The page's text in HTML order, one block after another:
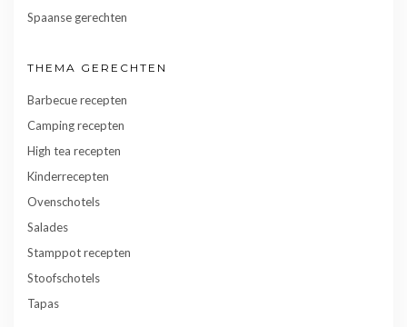
Spaanse gerechten
THEMA GERECHTEN
Barbecue recepten
Camping recepten
High tea recepten
Kinderrecepten
Ovenschotels
Salades
Stamppot recepten
Stoofschotels
Tapas